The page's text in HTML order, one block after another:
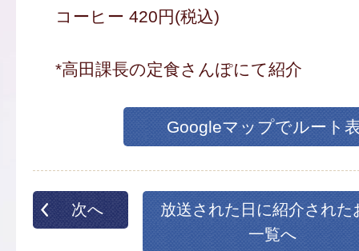
コーヒー 420円(税込)
*高田課長の定食さんぽにて紹介
Googleマップでルート
次へ
放送された日に紹介された
一覧へ